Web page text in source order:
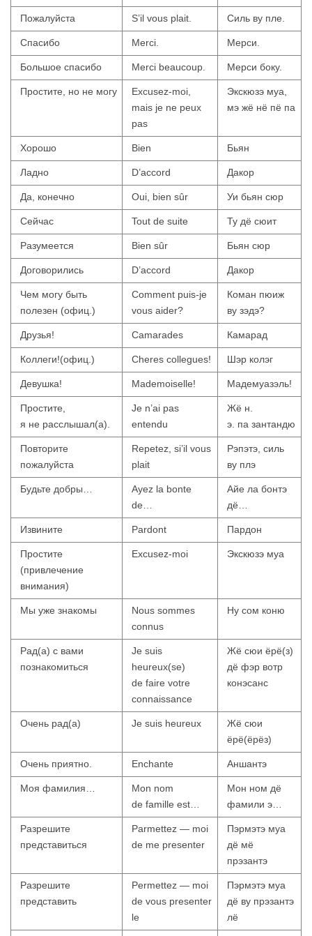
Пожалуйста S’il vous plait. Силь ву пле.
Спасибо Merci. Мерси.
Большое спасибо Merci beaucoup. Мерси боку.
Простите, но не могу
Excusez-moi,
mais je ne peux
pas
Экскюзэ муа,
мэ жё нё пё па
Хорошо Bien Бьян
Ладно D’accord Дакор
Да, конечно Oui, bien sûr Уи бьян сюр
Сейчас Tout de suite Ту дё сюит
Разумеется Bien sûr Бьян сюр
Договорились D’accord Дакор
Чем могу быть
полезен (офиц.)
Comment puis-je
vous aider?
Коман пюиж
ву зэдэ?
Друзья! Camarades Камарад
Коллеги!(офиц.) Cheres collegues! Шэр колэг
Девушка! Mademoiselle! Мадемуазэль!
Простите,
я не расслышал(а).
Je n’ai pas
entendu
Жё н.
э. па зантандю
Повторите
пожалуйста
Repetez, si’il vous
plait
Рэпэтэ, силь
ву плэ
Будьте добры…
Ayez la bonte
de…
Айе ла бонтэ
дё…
Извините Pardont Пардон
Простите
(привлечение
внимания)
Excusez-moi Экскюзэ муа
Мы уже знакомы
Nous sommes
connus
Ну сом коню
Рад(а) с вами
познакомиться
Je suis
heureux(se)
de faire votre
connaissance
Жё сюи ёрё(з)
дё фэр вотр
конэсанс
Очень рад(а) Je suis heureux
Жё сюи
ёрё(ёрёз)
Очень приятно. Enchante Аншантэ
Моя фамилия…
Mon nom
de famille est…
Мон ном дё
фамили э…
Разрешите
представиться
Parmettez — moi
de me presenter
Пэрмэтэ муа
дё мё
прэзантэ
Разрешите
представить
Permettez — moi
de vous presenter
le
Пэрмэтэ муа
дё ву прэзантэ
лё